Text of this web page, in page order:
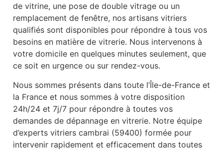
de vitrine, une pose de double vitrage ou un
remplacement de fenêtre, nos artisans vitriers
qualifiés sont disponibles pour répondre à tous vos
besoins en matière de vitrerie. Nous intervenons à
votre domicile en quelques minutes seulement, que
ce soit en urgence ou sur rendez-vous.
Nous sommes présents dans toute l’Île-de-France et
la France et nous sommes à votre disposition
24h/24 et 7j/7 pour répondre à toutes vos
demandes de dépannage en vitrerie. Notre équipe
d’experts vitriers cambrai (59400) formée pour
intervenir rapidement et efficacement dans toutes